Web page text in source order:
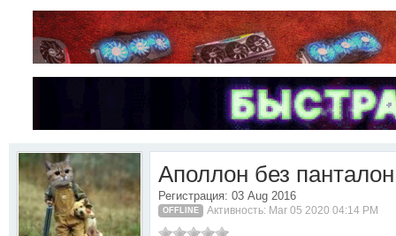
Аполлон без панталон
Регистрация: 03 Aug 2016
OFFLINE Активность: Mar 05 2020 04:14 PM